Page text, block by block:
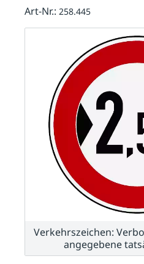
Art-Nr.: 258.445
Verkehrszeichen:
angegebene